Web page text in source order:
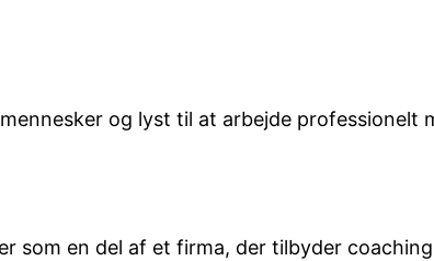
og lyst til at arbejde professionelt
som en del af et firma, der tilbyder